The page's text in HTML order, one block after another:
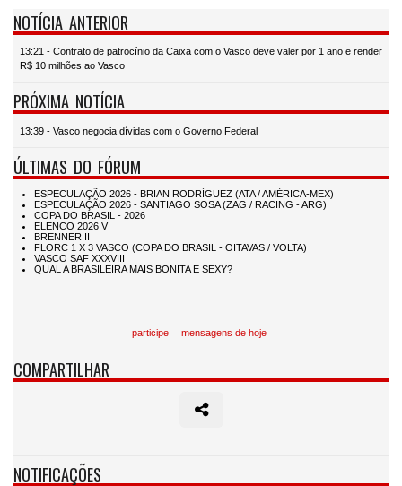
NOTÍCIA ANTERIOR
13:21 - Contrato de patrocínio da Caixa com o Vasco deve valer por 1 ano e render
R$ 10 milhões ao Vasco
PRÓXIMA NOTÍCIA
13:39 - Vasco negocia dívidas com o Governo Federal
ÚLTIMAS DO FÓRUM
participe mensagens de hoje
COMPARTILHAR
NOTIFICAÇÕES